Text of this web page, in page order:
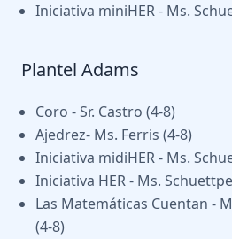
Iniciativa miniHER - Ms.
Plantel Adams
Coro - Sr. Castro (4-8)
Ajedrez- Ms. Ferris (4-8)
Iniciativa midiHER - Ms.
Iniciativa HER - Ms.
Las Matemáticas Cuentan -
(4-8)